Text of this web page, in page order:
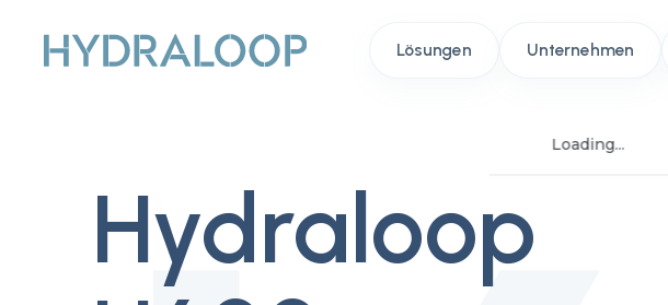
Lösungen Unternehmen
Loading...
Hydraloop